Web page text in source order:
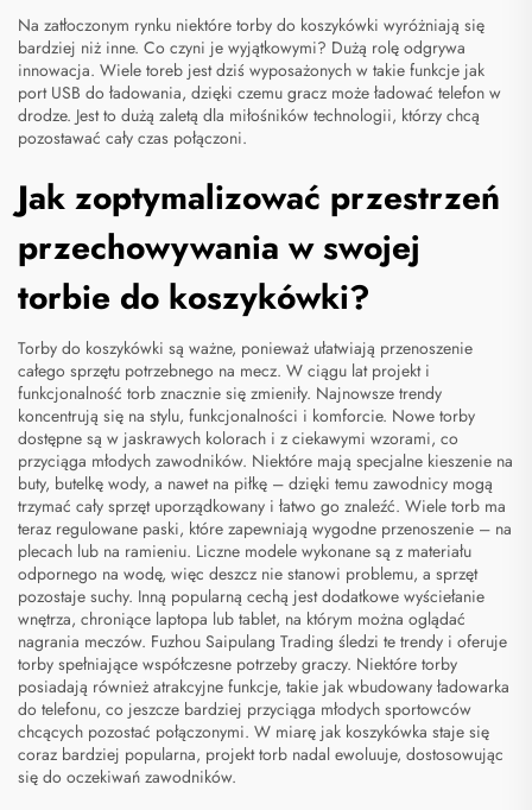
Na zatłoczonym rynku niektóre torby do koszykówki wyróżniają się
bardziej niż inne. Co czyni je wyjątkowymi? Dużą rolę odgrywa
innowacja. Wiele toreb jest dziś wyposażonych w takie funkcje jak
port USB do ładowania, dzięki czemu gracz może ładować telefon w
drodze. Jest to dużą zaletą dla miłośników technologii, którzy chcą
pozostawać cały czas połączoni.
Jak zoptymalizować przestrzeń
przechowywania w swojej
torbie do koszykówki?
Torby do koszykówki są ważne, ponieważ ułatwiają przenoszenie
całego sprzętu potrzebnego na mecz. W ciągu lat projekt i
funkcjonalność torb znacznie się zmieniły. Najnowsze trendy
koncentrują się na stylu, funkcjonalności i komforcie. Nowe torby
dostępne są w jaskrawych kolorach i z ciekawymi wzorami, co
przyciąga młodych zawodników. Niektóre mają specjalne kieszenie na
buty, butelkę wody, a nawet na piłkę – dzięki temu zawodnicy mogą
trzymać cały sprzęt uporządkowany i łatwo go znaleźć. Wiele torb ma
teraz regulowane paski, które zapewniają wygodne przenoszenie – na
plecach lub na ramieniu. Liczne modele wykonane są z materiału
odpornego na wodę, więc deszcz nie stanowi problemu, a sprzęt
pozostaje suchy. Inną popularną cechą jest dodatkowe wyściełanie
wnętrza, chroniące laptopa lub tablet, na którym można oglądać
nagrania meczów. Fuzhou Saipulang Trading śledzi te trendy i oferuje
torby spełniające współczesne potrzeby graczy. Niektóre torby
posiadają również atrakcyjne funkcje, takie jak wbudowany ładowarka
do telefonu, co jeszcze bardziej przyciąga młodych sportowców
chcących pozostać połączonymi. W miarę jak koszykówka staje się
coraz bardziej popularna, projekt torb nadal ewoluuje, dostosowując
się do oczekiwań zawodników.